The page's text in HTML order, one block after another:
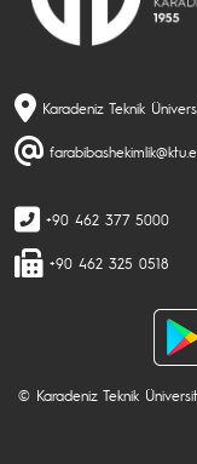
Karadeniz Teknik
+90 462 377 5000
+90 462 325 0518
© Karadeniz Teknik